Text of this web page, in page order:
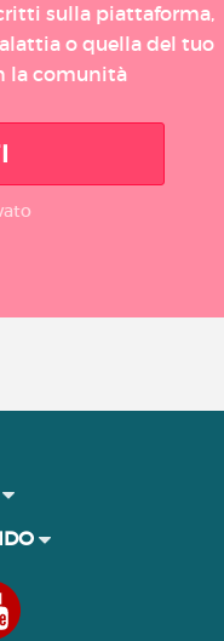
sulla piattaforma,
o quella del tuo
la comunità